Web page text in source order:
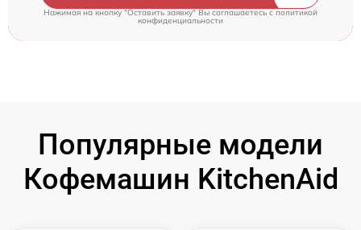
Нажимая на кнопку "Оставить заявку" Вы соглашаетесь cполитикой
конфиденциальности
Популярные модели
Кофемашин KitchenAid